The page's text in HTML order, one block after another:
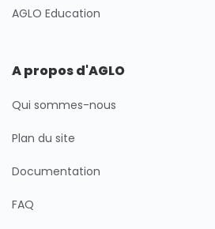
AGLO Education
A propos d'AGLO
Qui sommes-nous
Plan du site
Documentation
FAQ